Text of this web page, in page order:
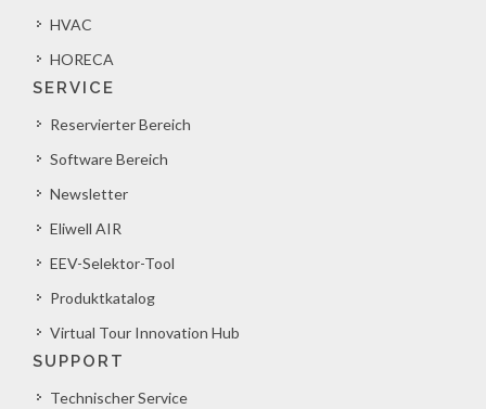
HVAC
HORECA
SERVICE
Reservierter Bereich
Software Bereich
Newsletter
Eliwell AIR
EEV-Selektor-Tool
Produktkatalog
Virtual Tour Innovation Hub
SUPPORT
Technischer Service